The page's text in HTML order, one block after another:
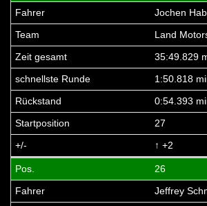
Jochen
Land
35:49.829
1:50.818
0:54.393
27
↑ +2
26
Jeffrey